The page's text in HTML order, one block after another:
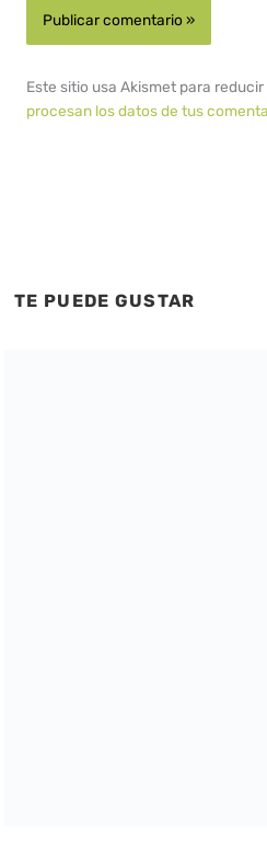
Este sitio usa Akismet para
procesan los datos de tus
TE PUEDE GUSTAR